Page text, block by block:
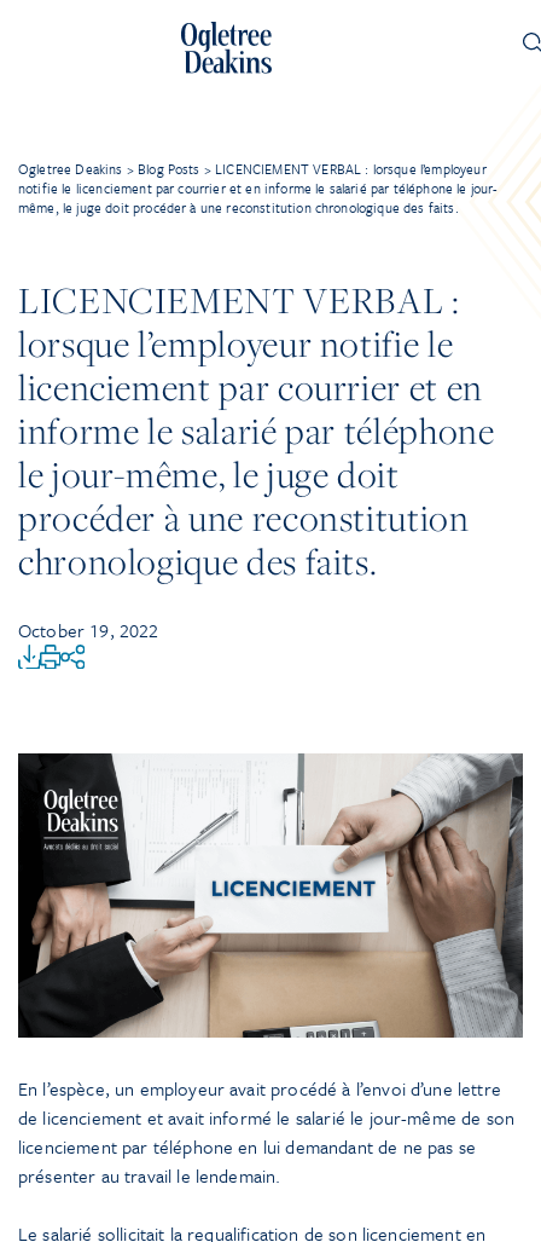
Ogletree Deakins > Blog Posts > LICENCIEMENT VERBAL : lorsque l’employeur
notifie le licenciement par courrier et en informe le salarié par téléphone le jour-
même, le juge doit procéder à une reconstitution chronologique des faits.
LICENCIEMENT VERBAL :
lorsque l’employeur notifie le
licenciement par courrier et en
informe le salarié par téléphone
le jour-même, le juge doit
procéder à une reconstitution
chronologique des faits.
October 19, 2022
En l’espèce, un employeur avait procédé à l’envoi d’une lettre
de licenciement et avait informé le salarié le jour-même de son
licenciement par téléphone en lui demandant de ne pas se
présenter au travail le lendemain.
Le salarié sollicitait la requalification de son licenciement en